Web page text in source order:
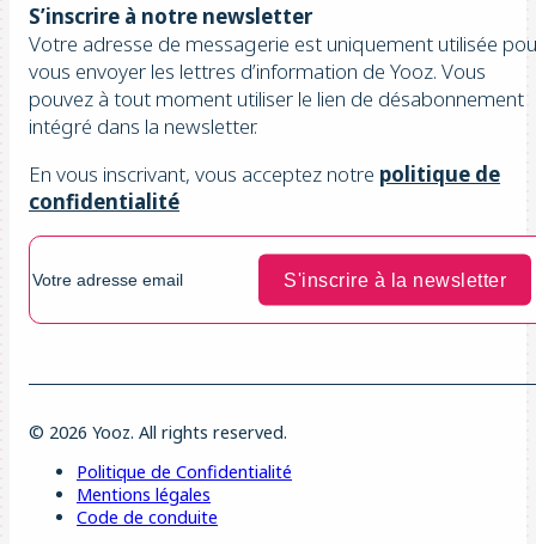
S’inscrire à notre newsletter
Votre adresse de messagerie est uniquement utilisée
vous envoyer les lettres d’information de Yooz. Vous
pouvez à tout moment utiliser le lien de désabonnement
intégré dans la newsletter.
En vous inscrivant, vous acceptez notre politique de
confidentialité
© 2026 Yooz. All rights reserved.
Politique de Confidentialité
Mentions légales
Code de conduite